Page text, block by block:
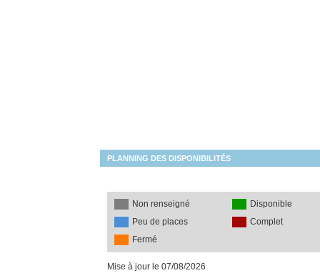
PLANNING DES DISPONIBILITÉS
Non renseigné
Disponible
Peu de places
Complet
Fermé
Mise à jour le 07/08/2026